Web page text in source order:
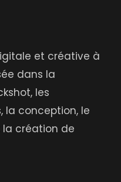
et créative à
dans la
les
la conception, le
création de